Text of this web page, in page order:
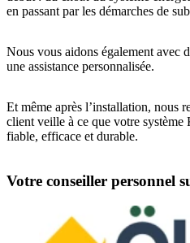
en passant par les démarches de
Nous vous aidons également avec
une assistance personnalisée.
Et même après l’installation, nous
client veille à ce que votre
fiable, efficace et durable.
Votre conseiller personnel